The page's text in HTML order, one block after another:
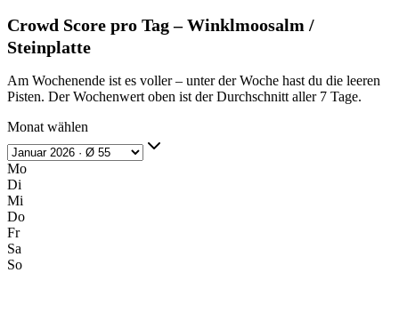
Crowd Score pro Tag – Winklmoosalm /
Steinplatte
Am Wochenende ist es voller – unter der Woche hast du die leeren
Pisten. Der Wochenwert oben ist der Durchschnitt aller 7 Tage.
Monat wählen
Mo
Di
Mi
Do
Fr
Sa
So